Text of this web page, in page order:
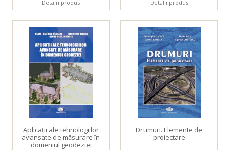
Detalii produs Detalii produs
Aplicații ale tehnologiilor
avansate de măsurare în
domeniul geodeziei
Drumuri. Elemente de
proiectare